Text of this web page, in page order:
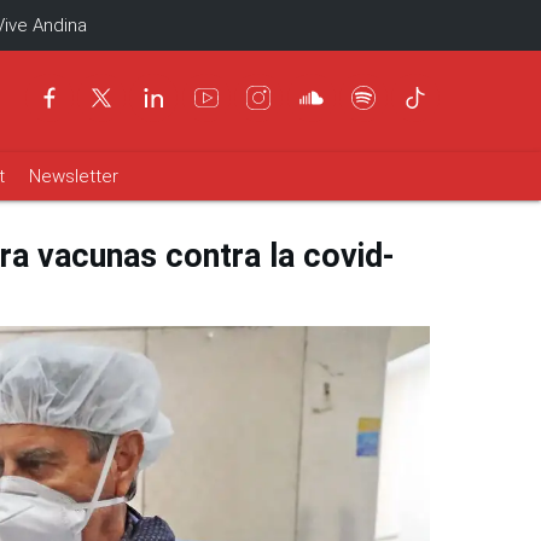
Andina
Newsletter
vacunas contra la covid-